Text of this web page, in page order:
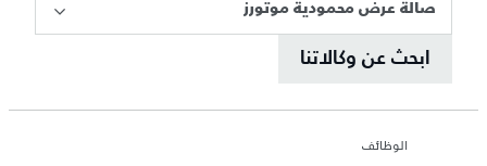
صالة عرض محمودية موتورز
ابحث عن وكالاتنا
الوظائف